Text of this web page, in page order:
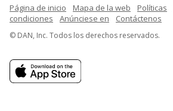
Página de inicio Mapa de la web Políticas
condiciones
Anúnciese en Contáctenos
© DAN, Inc. Todos los derechos reservados.